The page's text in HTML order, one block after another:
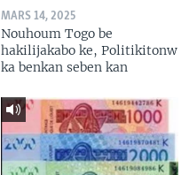
MARS 14, 2025
Nouhoum Togo be
hakilijakabo ke, Politikitonw
ka benkan seben kan